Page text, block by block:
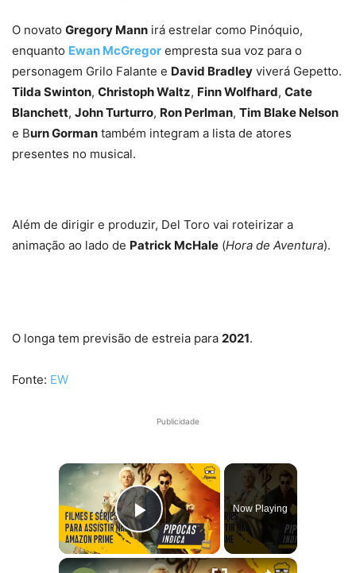
O novato Gregory Mann irá estrelar como Pinóquio,
enquanto Ewan McGregor empresta sua voz para o
personagem Grilo Falante e David Bradley viverá Gepetto.
Tilda Swinton, Christoph Waltz, Finn Wolfhard, Cate
Blanchett, John Turturro, Ron Perlman, Tim Blake Nelson
e Burn Gorman também integram a lista de atores
presentes no musical.
Além de dirigir e produzir, Del Toro vai roteirizar a
animação ao lado de Patrick McHale (Hora de Aventura).
O longa tem previsão de estreia para 2021.
Fonte: EW
Publicidade
×
Play Video
Now Playing
×